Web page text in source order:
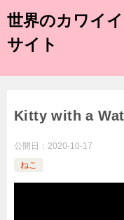
世界のカワイイ
サイト
Kitty with a
公開日： 2020-10-17
ねこ